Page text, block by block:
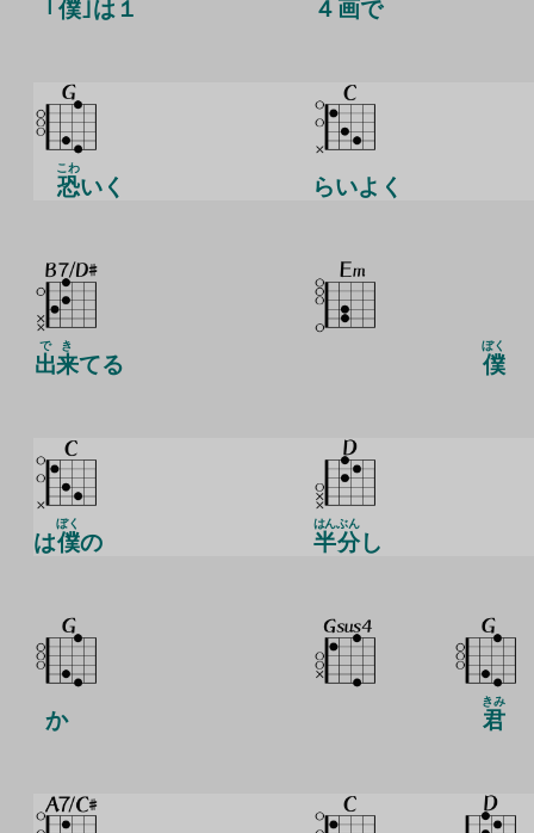
｢ 僕｣は １ ４ 画で
恐
こわ
いく らいよく
出来
でき
てる 僕
ぼく
は僕
ぼく
の 半
はん
分
ぶん
し
か 君
きみ